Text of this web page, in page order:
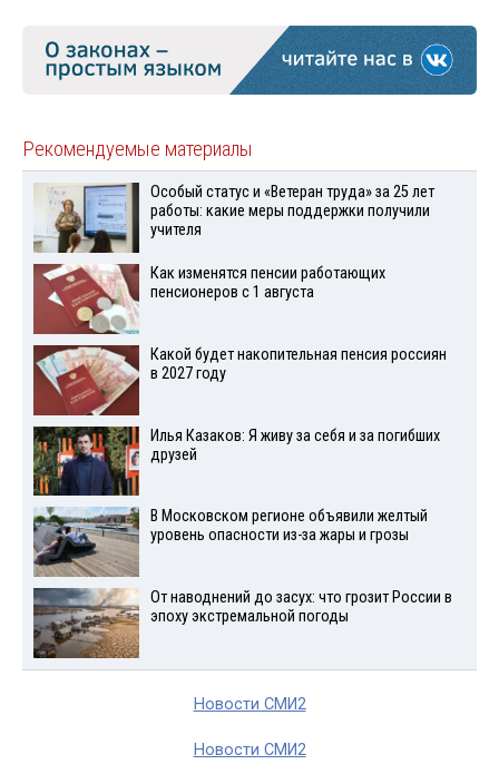
Рекомендуемые материалы
Особый статус и «Ветеран труда» за 25 лет
работы: какие меры поддержки получили
учителя
Как изменятся пенсии работающих
пенсионеров с 1 августа
Какой будет накопительная пенсия россиян
в 2027 году
Илья Казаков: Я живу за себя и за погибших
друзей
В Московском регионе объявили желтый
уровень опасности из-за жары и грозы
От наводнений до засух: что грозит России в
эпоху экстремальной погоды
Новости СМИ2
Новости СМИ2